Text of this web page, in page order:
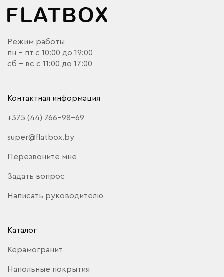
Режим работы
пн - пт с 10:00 до 19:00
сб - вс с 11:00 до 17:00
Контактная информация
+375 (44) 766-98-69
super@flatbox.by
Перезвоните мне
Задать вопрос
Написать руководителю
Каталог
Керамогранит
Напольные покрытия